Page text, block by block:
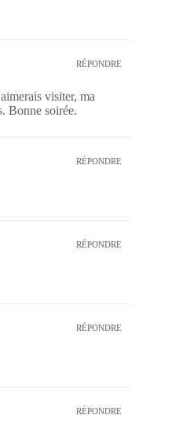
RÉPONDRE
visiter, ma
Bonne soirée.
RÉPONDRE
RÉPONDRE
RÉPONDRE
RÉPONDRE